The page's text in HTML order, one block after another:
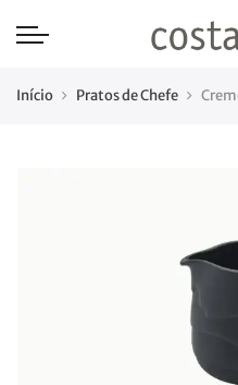
Início Pratos de Chefe